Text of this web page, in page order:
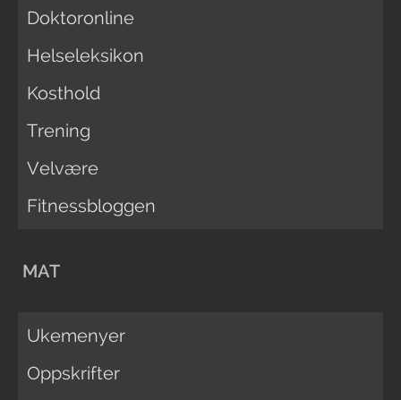
Doktoronline
Helseleksikon
Kosthold
Trening
Velvære
Fitnessbloggen
MAT
Ukemenyer
Oppskrifter